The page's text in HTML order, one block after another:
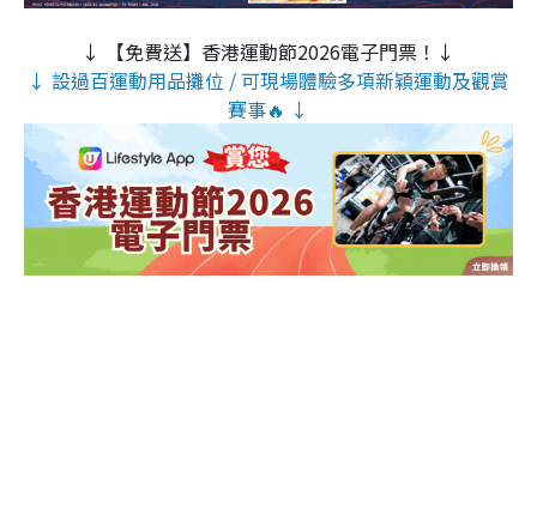
↓ 【免費送】香港運動節2026電子門票！↓
↓ 設過百運動用品攤位 / 可現場體驗多項新穎運動及觀賞
賽事🔥 ↓